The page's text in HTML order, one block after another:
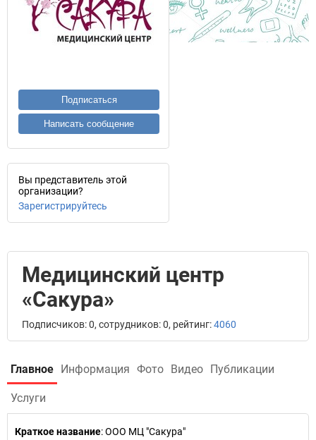
Подписаться
Написать сообщение
Вы представитель этой
организации?
Зарегистрируйтесь
Медицинский центр
«Сакура»
Подписчиков: 0, сотрудников: 0, рейтинг:4060
Главное Информация Фото Видео Публикации
Услуги
Краткое название:ООО МЦ "Сакура"